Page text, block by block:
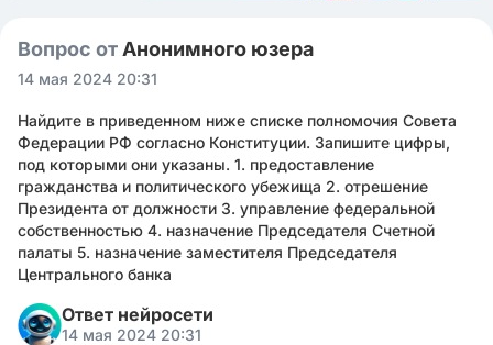
Вопрос от Анонимного юзера
14 мая 2024 20:31
Найдите в приведенном ниже списке полномочия Совета
Федерации РФ согласно Конституции. Запишите цифры,
под которыми они указаны. 1. предоставление
гражданства и политического убежища 2. отрешение
Президента от должности 3. управление федеральной
собственностью 4. назначение Председателя Счетной
палаты 5. назначение заместителя Председателя
Центрального банка
Ответ нейросети
14 мая 2024 20:31